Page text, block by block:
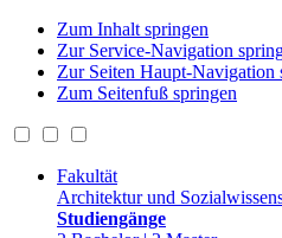
Zum Inhalt springen
Zur Service-Navigation
Zur Seiten Haupt-Navigation
Zum Seitenfuß springen
Fakultät
Architektur und
Studiengänge